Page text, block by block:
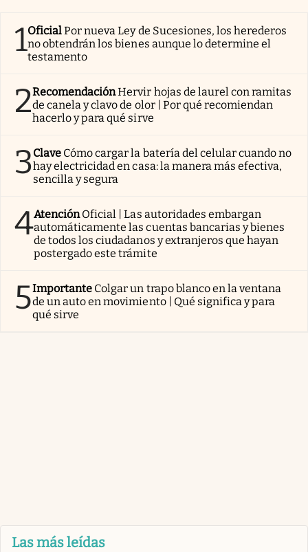
1OficialPor nueva Ley de Sucesiones, los herederos
no obtendrán los bienes aunque lo determine el
testamento
2RecomendaciónHervir hojas de laurel con ramitas
de canela y clavo de olor | Por qué recomiendan
hacerlo y para qué sirve
3Clave Cómo cargar la batería del celular cuando no
hay electricidad en casa: la manera más efectiva,
sencilla y segura
4AtenciónOficial | Las autoridades embargan
automáticamente las cuentas bancarias y bienes
de todos los ciudadanos y extranjeros que hayan
postergado este trámite
5Importante Colgar un trapo blanco en la ventana
de un auto en movimiento | Qué significa y para
qué sirve
Las más leídas